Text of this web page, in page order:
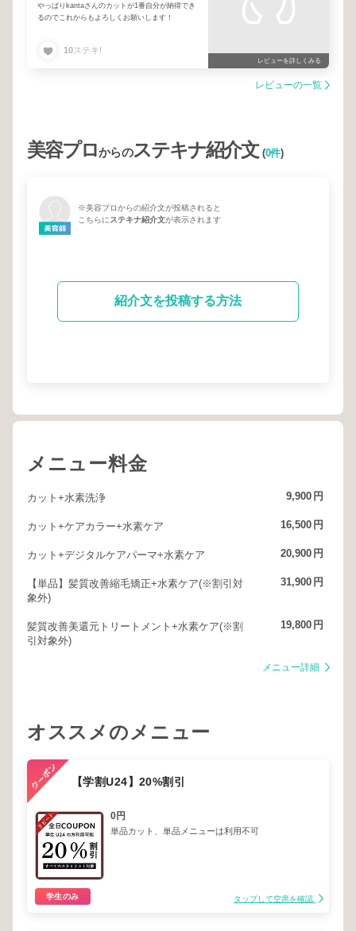
やっぱりkantaさんのカットが1番自分が納得でき
るのでこれからもよろしくお願いします！
10ステキ!
レビューを詳しくみる
レビューの一覧
美容プロからのステキナ紹介文(0件)
※美容プロからの紹介文が投稿されると
こちらにステキナ紹介文が表示されます
紹介文を投稿する方法
メニュー料金
カット+水素洗浄 9,900 円
カット+ケアカラー+水素ケア 16,500 円
カット+デジタルケアパーマ+水素ケア 20,900 円
【単品】髪質改善縮毛矯正+水素ケア(※割引対
象外)
31,900 円
髪質改善美還元トリートメント+水素ケア(※割
引対象外)
19,800 円
メニュー詳細
オススメのメニュー
【学割U24】20%割引
0円
単品カット、単品メニューは利用不可
学生のみ タップして空席を確認